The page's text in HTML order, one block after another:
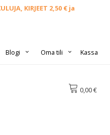
KIRJEET 2,50 € ja
Kassa
Oma tili
Blogi
0,00 €